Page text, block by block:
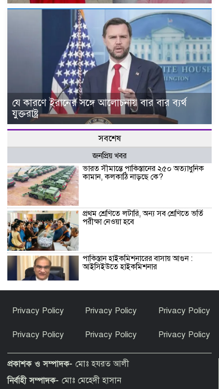
যে কারণে ইরানের সঙ্গে আলোচনায় বার বার ব্যর্থ
যুক্তরাষ্ট্র
সবশেষ
জনপ্রিয় খবর
ভারত সীমান্তে পাকিস্তানের ২৫০ অত্যাধুনিক
কামান, কলকাঠি নাড়ছে কে?
প্রথম শ্রেণিতে লটারি, অন্য সব শ্রেণিতে ভর্তি
পরীক্ষা নেওয়া হবে
পাকিস্তান হাইকমিশনারের বাসায় আগুন :
আইসিইউতে হাইকমিশনার
রাঙালেন গোলাপি রঙে
Privacy Policy Privacy Policy Privacy Policy
Privacy Policy Privacy Policy Privacy Policy
প্রকাশক ও সম্পাদক- মোঃ হযরত আলী
নির্বাহী সম্পাদক- মোঃ মেহেদী হাসান